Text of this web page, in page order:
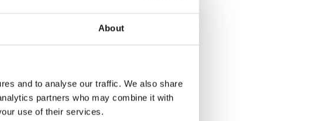
About
and to analyse our traffic. We also share
partners who may combine it with
use of their services.